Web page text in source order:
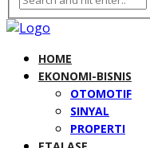
HOME
EKONOMI-BISNIS
OTOMOTIF
SINYAL
PROPERTI